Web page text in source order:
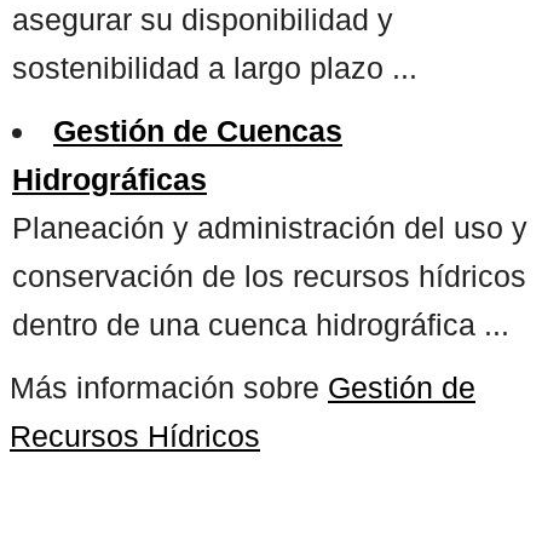
asegurar su disponibilidad y
sostenibilidad a largo plazo ...
Gestión de Cuencas
Hidrográficas
Planeación y administración del uso y
conservación de los recursos hídricos
dentro de una cuenca hidrográfica ...
Más información sobre Gestión de
Recursos Hídricos